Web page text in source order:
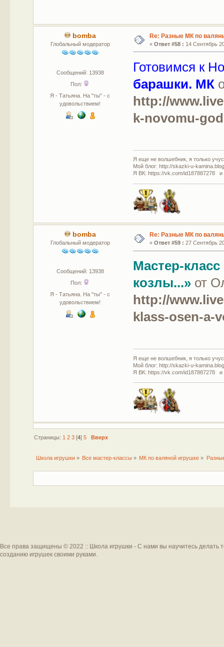
bomba
Глобальный модератор
Сообщений: 13938
Пол:
Я - Татьяна. На "ты" - с
удовольствием!
Re: Разные МК по
« Ответ #58 : 14 Сентябрь
Готовимся к
барашки. МК
http://
k-novomu-
Я еще не волшебник, я только
Мой блог: http://skazki-u-
Я ВК: https://vk.com/id187887278 и
bomba
Глобальный модератор
Сообщений: 13938
Пол:
Я - Татьяна. На "ты" - с
удовольствием!
Re: Разные МК по
« Ответ #59 : 27 Сентябрь
Мастер-
козлы...» от
http://
klass-osen-a-
Я еще не волшебник, я только
Мой блог: http://skazki-u-
Я ВК: https://vk.com/id187887278 и
Страницы: 1 2 3[4] 5 Вверх
Школа игрушки» Все мастер-классы » МК по валяной игрушке »
Все права защищены © 2022 :: Школа игрушки - С нами вы научитесь делать
созданию игрушек своими руками.